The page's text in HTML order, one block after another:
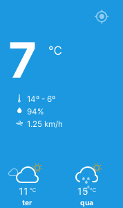
7 ℃
14º - 6º
94%
1.25 km/h
11 ℃
ter
15 ℃
qua